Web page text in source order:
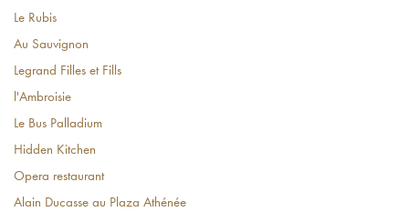
Le Rubis
Au Sauvignon
Legrand Filles et Fills
l'Ambroisie
Le Bus Palladium
Hidden Kitchen
Opera restaurant
Alain Ducasse au Plaza Athénée